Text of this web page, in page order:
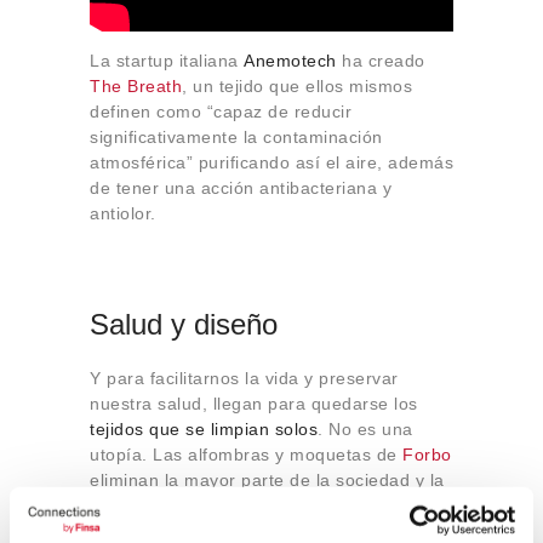
La startup italiana Anemotech ha creado
The Breath, un tejido que ellos mismos
definen como “capaz de reducir
significativamente la contaminación
atmosférica” purificando así el aire, además
de tener una acción antibacteriana y
antiolor.
Salud y diseño
Y para facilitarnos la vida y preservar
nuestra salud, llegan para quedarse los
tejidos que se limpian solos. No es una
utopía. Las alfombras y moquetas de Forbo
eliminan la mayor parte de la sociedad y la
humedad de los zapatos y llegan a reducir
el tiempo de limpieza un 65%.